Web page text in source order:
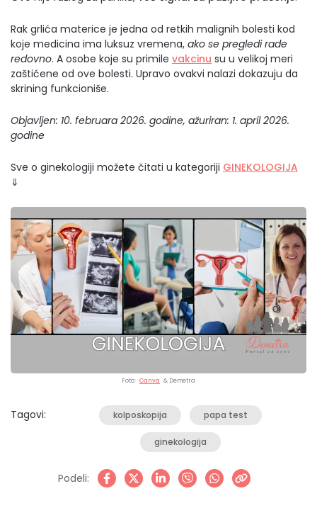
Rak grlića materice je jedna od retkih malignih bolesti kod
koje medicina ima luksuz vremena, ako se pregledi rade
redovno. A osobe koje su primile vakcinu su u velikoj meri
zaštićene od ove bolesti. Upravo ovakvi nalazi dokazuju da
skrining funkcioniše.
Objavljen: 10. februara 2026. godine, ažuriran: 1. april 2026.
godine
Sve o ginekologiji možete čitati u kategoriji GINEKOLOGIJA
⇓
Foto: Canva & Demetra
Tagovi: kolposkopija papa test
ginekologija
Podeli: